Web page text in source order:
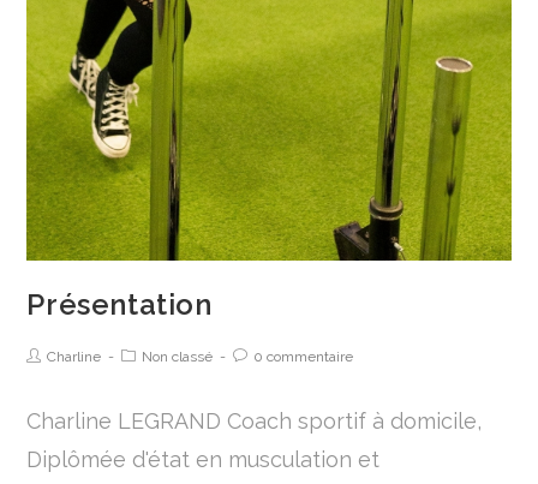
Présentation
Charline Non classé 0 commentaire
Charline LEGRAND Coach sportif à domicile,
Diplômée d'état en musculation et